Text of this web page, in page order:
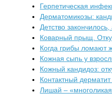
Герпетическая
Дерматомикозы:
Детство
Коварный прыщ.
Когда грибы ломают
Кожная сыпь у
Кожный кандидоз:
Контактный
Лишай –